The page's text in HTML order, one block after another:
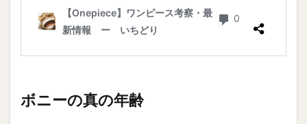
ボニーの真の年齢